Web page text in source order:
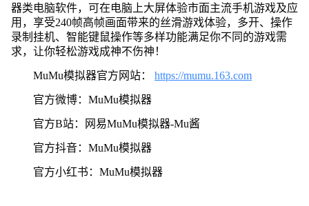
器类电脑软件，可在电脑上大屏体验市面主流手机游戏及应
用，享受240帧高帧画面带来的丝滑游戏体验，多开、操作
录制挂机、智能键鼠操作等多样功能满足你不同的游戏需
求，让你轻松游戏成神不伤神！
MuMu模拟器官方网站： https://mumu.163.com
官方微博：MuMu模拟器
官方B站：网易MuMu模拟器-Mu酱
官方抖音：MuMu模拟器
官方小红书：MuMu模拟器